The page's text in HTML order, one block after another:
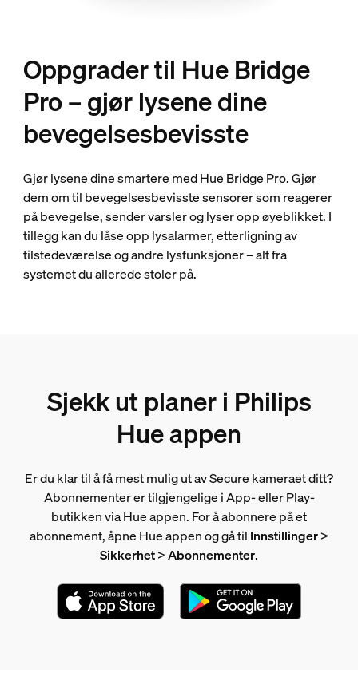
Oppgrader til Hue Bridge
Pro – gjør lysene dine
bevegelsesbevisste
Gjør lysene dine smartere med Hue Bridge Pro. Gjør
dem om til bevegelsesbevisste sensorer som reagerer
på bevegelse, sender varsler og lyser opp øyeblikket. I
tillegg kan du låse opp lysalarmer, etterligning av
tilstedeværelse og andre lysfunksjoner – alt fra
systemet du allerede stoler på.
Sjekk ut planer i Philips
Hue appen
Er du klar til å få mest mulig ut av Secure kameraet ditt?
Abonnementer er tilgjengelige i App- eller Play-
butikken via Hue appen. For å abonnere på et
abonnement, åpne Hue appen og gå til Innstillinger>
Sikkerhet>Abonnementer.